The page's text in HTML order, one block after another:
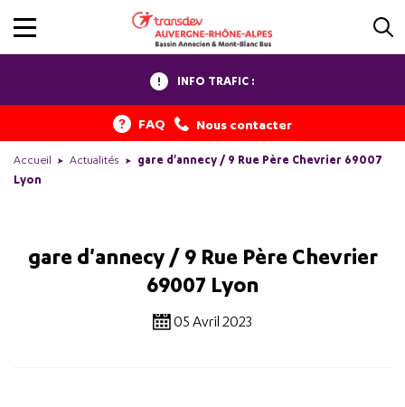
INFO TRAFIC :
FAQ Nous contacter
Accueil Actualités
gare d'annecy / 9 Rue Père Chevrier 69007
Lyon
gare d'annecy / 9 Rue Père Chevrier
69007 Lyon
05 Avril 2023